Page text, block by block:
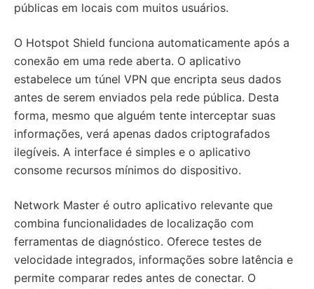
públicas em locais com muitos usuários.
O Hotspot Shield funciona automaticamente após a
conexão em uma rede aberta. O aplicativo
estabelece um túnel VPN que encripta seus dados
antes de serem enviados pela rede pública. Desta
forma, mesmo que alguém tente interceptar suas
informações, verá apenas dados criptografados
ilegíveis. A interface é simples e o aplicativo
consome recursos mínimos do dispositivo.
Network Master é outro aplicativo relevante que
combina funcionalidades de localização com
ferramentas de diagnóstico. Oferece testes de
velocidade integrados, informações sobre latência e
permite comparar redes antes de conectar. O